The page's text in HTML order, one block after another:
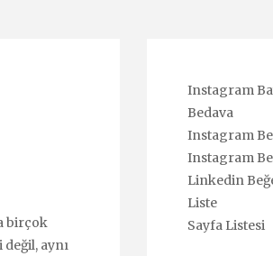
birçok
aynı
Instagram
Bedava
Instagram
Instagram
Linkedin
Liste
Sayfa Listesi